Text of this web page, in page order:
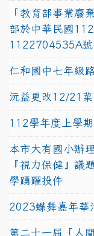
「教育部事業廢
部於中華民國
1122704535A號
仁和國中七年級
沅益更改12/21
112學年度上學
本市大有國小辦
『視力保健』議
學踴躍投件
2023蝶舞嘉年華
第二十一屆「人